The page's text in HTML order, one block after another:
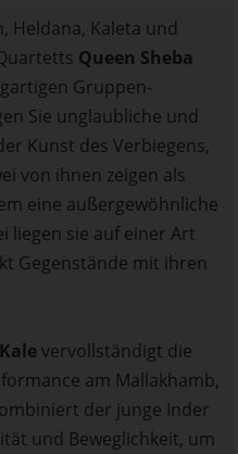
Heldana, Kaleta und
Queen Sheba
Gruppen-
Sie unglaubliche und
Kunst des Verbiegens,
von ihnen zeigen als
eine außergewöhnliche
liegen sie auf einer Art
Gegenstände mit ihren
vervollständigt die
am Mallakhamb,
der junge Inder
und Beweglichkeit, um